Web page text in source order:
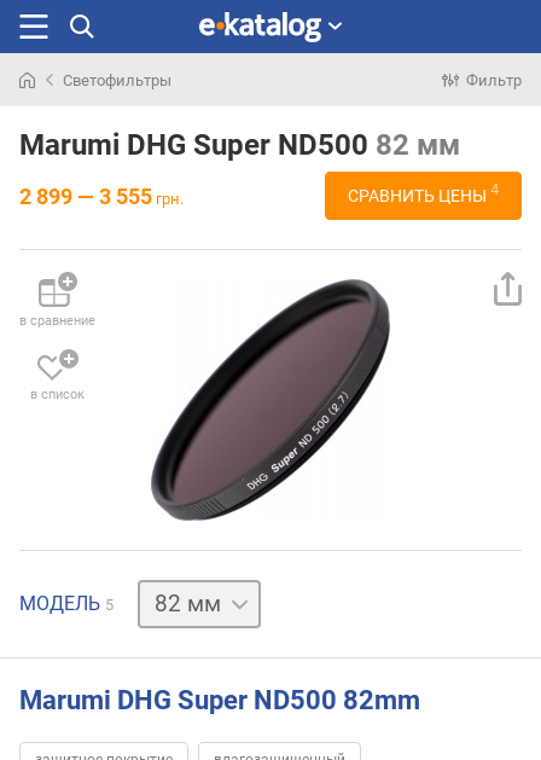
раньше
Светофильтры Фильтр
Marumi DHG Super ND500 82 мм
2 899 — 3 555 грн. СРАВНИТЬ ЦЕНЫ 4
в сравнение
в список
МОДЕЛЬ 5
49 мм 72 мм
Marumi DHG Super ND500 82mm